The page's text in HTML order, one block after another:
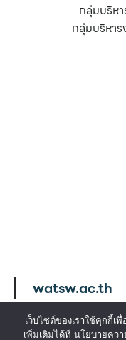
กลุ่มบริห
กลุ่มบริหา
watsw.ac.th
เว็บไซต์ของเราใช้คุกกี้
เพิ่มเติมได้ที่ นโยบายคว